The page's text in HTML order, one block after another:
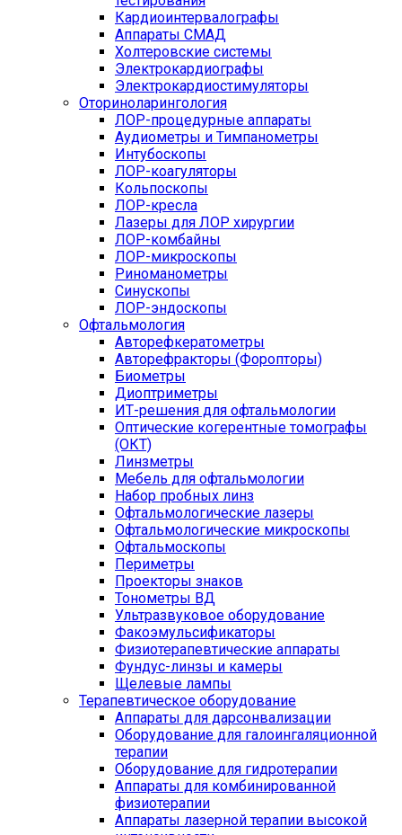
Кардиоинтервалографы
Аппараты СМАД
Холтеровские системы
Электрокардиографы
Электрокардиостимуляторы
Оториноларингология
ЛОР-процедурные аппараты
Аудиометры и Тимпанометры
Интубоскопы
ЛОР-коагуляторы
Кольпоскопы
ЛОР-кресла
Лазеры для ЛОР хирургии
ЛОР-комбайны
ЛОР-микроскопы
Риноманометры
Синускопы
ЛОР-эндоскопы
Офтальмология
Авторефкератометры
Авторефракторы (Форопторы)
Биометры
Диоптриметры
ИТ-решения для офтальмологии
Оптические когерентные томографы
(ОКТ)
Линзметры
Мебель для офтальмологии
Набор пробных линз
Офтальмологические лазеры
Офтальмологические микроскопы
Офтальмоскопы
Периметры
Проекторы знаков
Тонометры ВД
Ультразвуковое оборудование
Факоэмульсификаторы
Физиотерапевтические аппараты
Фундус-линзы и камеры
Щелевые лампы
Терапевтическое оборудование
Аппараты для дарсонвализации
Оборудование для галоингаляционной
терапии
Оборудование для гидротерапии
Аппараты для комбинированной
физиотерапии
Аппараты лазерной терапии высокой